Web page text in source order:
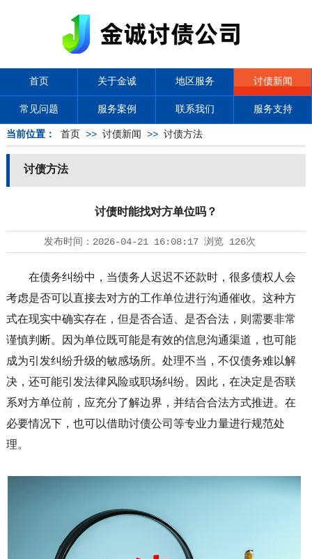
首页 关于金诚 地区服务 讨债新闻
常见问题 服务案例 联系我们 服务支持
当前位置： 首页 >> 讨债新闻 >> 讨债方法
讨债方法
讨债时能找对方单位吗？
发布时间： 2026-04-21 16:08:17浏览 126次
在债务纠纷中，当债务人迟迟不还款时，很多债权人会
考虑是否可以直接去对方的工作单位进行沟通催收。这种方
式在现实中确实存在，但是否合适、是否合法，则需要非常
谨慎判断。因为单位既可能是有效的信息沟通渠道，也可能
成为引发纠纷升级的敏感场所。处理不当，不仅债务难以解
决，还可能引发法律风险或职场纠纷。因此，在决定是否联
系对方单位前，应充分了解边界，并结合合法方式推进。在
必要情况下，也可以借助讨债公司 等专业力量进行规范处
理。